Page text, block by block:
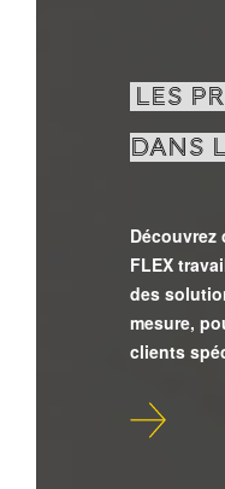
LES
DANS
Découvrez
FLEX
des
mesure,
clients